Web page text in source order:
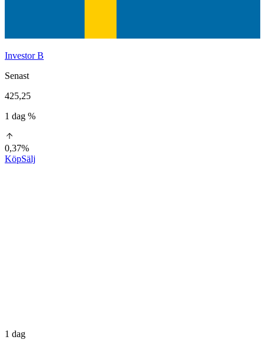
Investor B
Senast
425,25
1 dag %
0,37%
KöpSälj
1 dag